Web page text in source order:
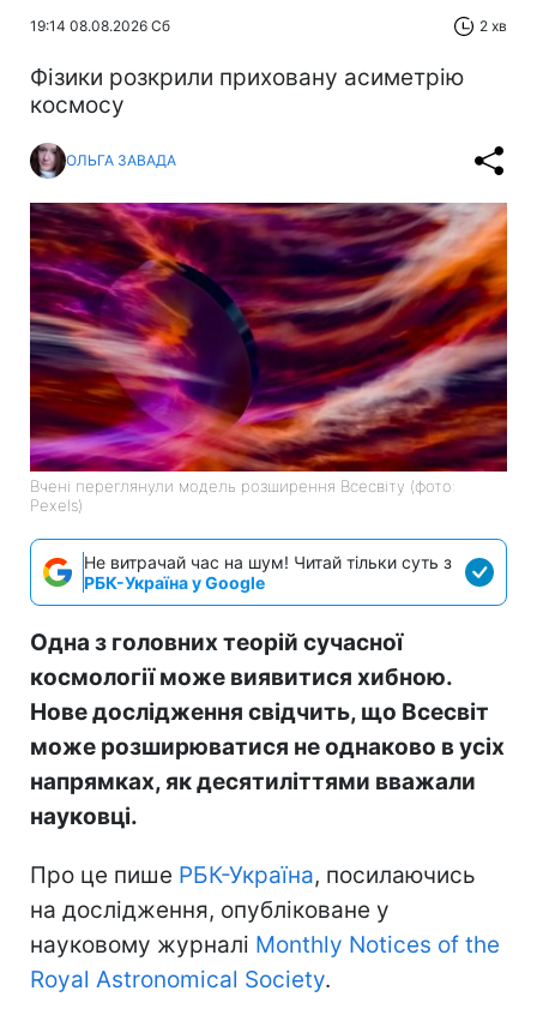
19:14 08.08.2026 Сб 2 хв
Фізики розкрили приховану асиметрію
космосу
ОЛЬГА ЗАВАДА
Вчені переглянули модель розширення Всесвіту (фото:
Pexels)
Не витрачай час на шум! Читай тільки суть з
РБК-Україна у Google
Одна з головних теорій сучасної
космології може виявитися хибною.
Нове дослідження свідчить, що Всесвіт
може розширюватися не однаково в усіх
напрямках, як десятиліттями вважали
науковці.
Про це пише РБК-Україна, посилаючись
на дослідження, опубліковане у
науковому журналі Monthly Notices of the
Royal Astronomical Society.